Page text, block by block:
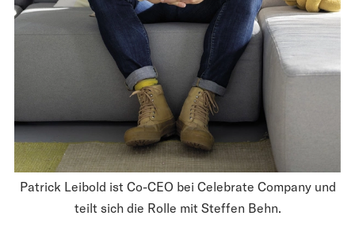
Patrick Leibold ist Co-CEO bei Celebrate Company und
teilt sich die Rolle mit Steffen Behn.